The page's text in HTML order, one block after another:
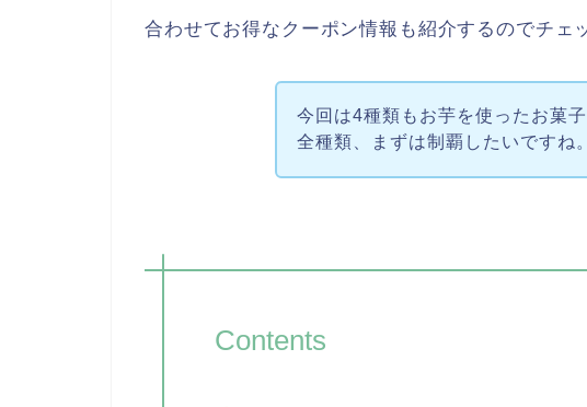
合わせてお得なクーポン情報も紹介するのでチェ
今回は4種類もお芋を使ったお菓
全種類、まずは制覇したいですね。
Contents